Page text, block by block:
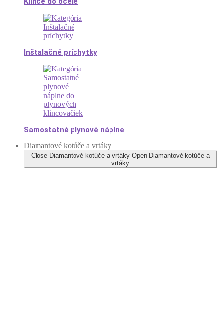
Inštalačné príchytky
Samostatné plynové náplne
Diamantové kotúče a vrtáky
Close Diamantové kotúče a vrtáky Open Diamantové kotúče a
vrtáky